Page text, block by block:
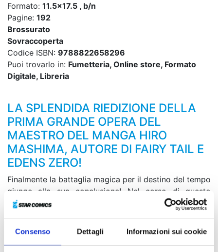
Consenso Dettagli Informazioni sui cookie
Formato: 11.5x17.5 , b/n
Pagine: 192
Brossurato
Sovraccoperta
Codice ISBN: 9788822658296
Puoi trovarlo in: Fumetteria, Online store, Formato
Digitale, Libreria
LA SPLENDIDA RIEDIZIONE DELLA
PRIMA GRANDE OPERA DEL
MAESTRO DEL MANGA HIRO
MASHIMA, AUTORE DI FAIRY TAIL E
EDENS ZERO!
Finalmente la battaglia magica per il destino del tempo
giunge alla sua conclusione! Nel corso di questo
estenuante scambio di poteri magici, riuscirà Sieg a
decidono di puntare al premio di una gara di ballo per
risanare la loro difficile situazione economica.